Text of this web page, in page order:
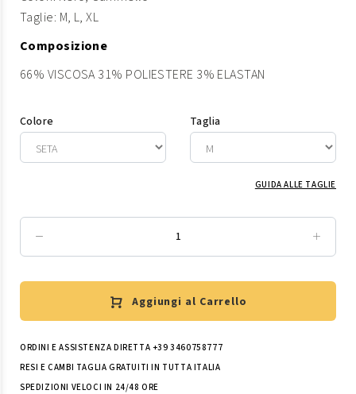
Taglie: M, L, XL
Composizione
66% VISCOSA 31% POLIESTERE 3% ELASTAN
Colore Taglia
GUIDA ALLE TAGLIE
Aggiungi al Carrello
ORDINI E ASSISTENZA DIRETTA +39 3460758777
RESI E CAMBI TAGLIA GRATUITI IN TUTTA ITALIA
SPEDIZIONI VELOCI IN 24/48 ORE